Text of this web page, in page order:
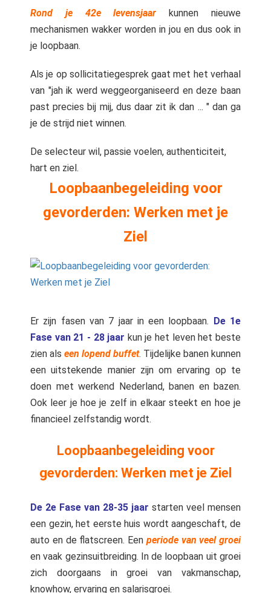
Rond je 42e levensjaar kunnen nieuwe
mechanismen wakker worden in jou en dus ook in
je loopbaan.
Als je op sollicitatiegesprek gaat met het verhaal
van "jah ik werd weggeorganiseerd en deze baan
past precies bij mij, dus daar zit ik dan ... " dan ga
je de strijd niet winnen.
De selecteur wil, passie voelen, authenticiteit,
hart en ziel.
Loopbaanbegeleiding voor
gevorderden: Werken met je
Ziel
Er zijn fasen van 7 jaar in een loopbaan. De 1e
Fase van 21 - 28 jaar kun je het leven het beste
zien als een lopend buffet. Tijdelijke banen kunnen
een uitstekende manier zijn om ervaring op te
doen met werkend Nederland, banen en bazen.
Ook leer je hoe je zelf in elkaar steekt en hoe je
financieel zelfstandig wordt.
Loopbaanbegeleiding voor
gevorderden: Werken met je Ziel
De 2e Fase van 28-35 jaar starten veel mensen
een gezin, het eerste huis wordt aangeschaft, de
auto en de flatscreen. Een periode van veel groei
en vaak gezinsuitbreiding. In de loopbaan uit groei
zich doorgaans in groei van vakmanschap,
knowhow, ervaring en salarisgroei.
website-
van